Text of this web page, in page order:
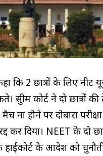
कि 2 छात्रों के लिए नीट
सुप्रीम कोर्ट ने दो छात्रों
होने पर दोबारा परीक्षा
दिया। NEET के दो
के आदेश को